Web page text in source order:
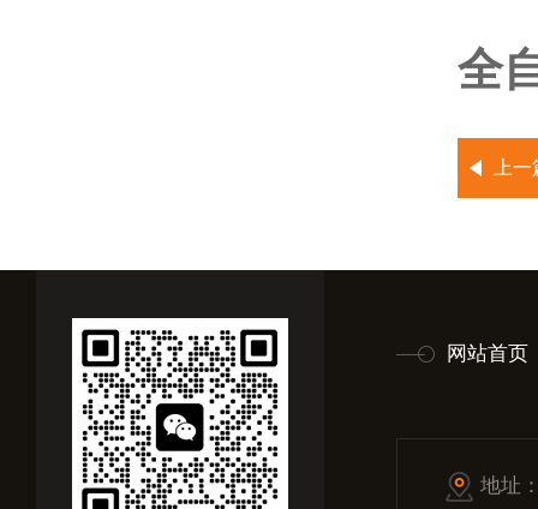
全
上
网站首页
地址